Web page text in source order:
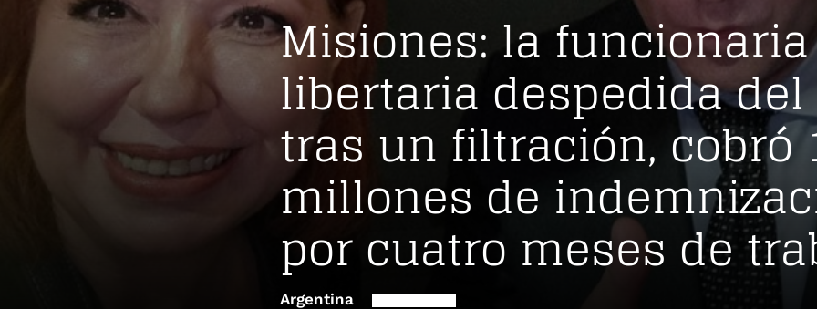
Misiones: la funcionaria
libertaria despedida
tras un filtración, cobró
millones de
por cuatro meses de
Argentina